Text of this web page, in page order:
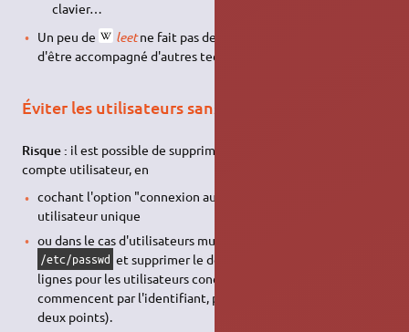
clavier…
Un peu de
leetne fait pas de mal, toujours à condition
d'être accompagné d'autres techniques !
Éviter les utilisateurs sans mot de passe
Risque : il est possible de supprimer tout mot de passe sur un
compte utilisateur, en
cochant l'option "connexion automatique" dans le cas d'un
utilisateur unique
ou dans le cas d'utilisateurs multiples en éditant le fichier
/etc/passwd et supprimer le deuxième champ dans les
lignes pour les utilisateurs concernés, afin que les lignes
commencent par l'identifiant, puis :: (sans rien entre les 2
deux points).